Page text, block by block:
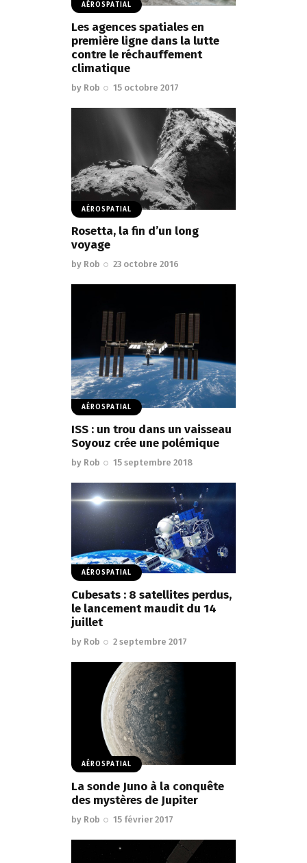
AÉROSPATIAL
Les agences spatiales en
première ligne dans la lutte
contre le réchauffement
climatique
by Rob 15 octobre 2017
AÉROSPATIAL
Rosetta, la fin d’un long
voyage
by Rob 23 octobre 2016
AÉROSPATIAL
ISS : un trou dans un vaisseau
Soyouz crée une polémique
by Rob 15 septembre 2018
AÉROSPATIAL
Cubesats : 8 satellites perdus,
le lancement maudit du 14
juillet
by Rob 2 septembre 2017
AÉROSPATIAL
La sonde Juno à la conquête
des mystères de Jupiter
by Rob 15 février 2017